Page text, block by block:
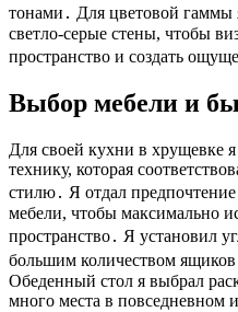
тонами․ Для цветовой гаммы
светло-серые стены, чтобы
пространство и создать
Выбор мебели и
Для своей кухни в хрущевке
технику, которая
стилю․ Я отдал
мебели, чтобы максимально
пространство․ Я установил
большим количеством ящиков
Обеденный стол я выбрал
много места в повседневном